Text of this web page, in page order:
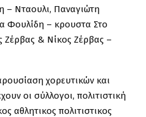
– Νταουλι, Παναγιώτη
Φουλίδη – κρουστα Στο
Ζέρβας & Νίκος Ζέρβας –
χορευτικών και
οι σύλλογοι, πολιτιστική
αθλητικος πολιτιστικος